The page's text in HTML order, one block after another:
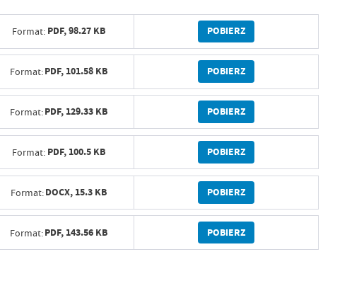
Format: PDF,98.27 KB POBIERZ
Format:PDF, 101.58 KB POBIERZ
Format:PDF, 129.33 KB POBIERZ
Format: PDF, 100.5 KB POBIERZ
Format:DOCX, 15.3 KB POBIERZ
Format:PDF, 143.56 KB POBIERZ